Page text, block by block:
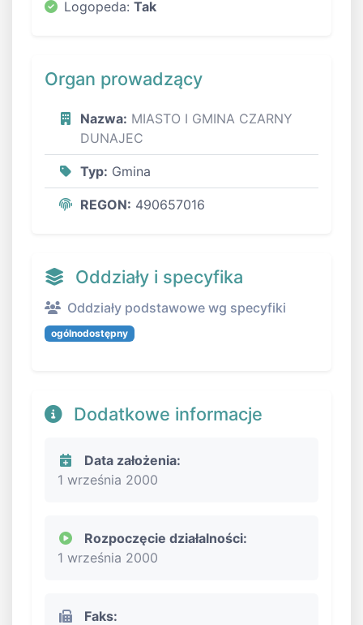
Logopeda: Tak
Organ prowadzący
Nazwa: MIASTO I GMINA CZARNY
DUNAJEC
Typ: Gmina
REGON: 490657016
Oddziały i specyfika
Oddziały podstawowe wg specyfiki
ogólnodostępny
Dodatkowe informacje
Data założenia:
1 września 2000
Rozpoczęcie działalności:
1 września 2000
Faks: